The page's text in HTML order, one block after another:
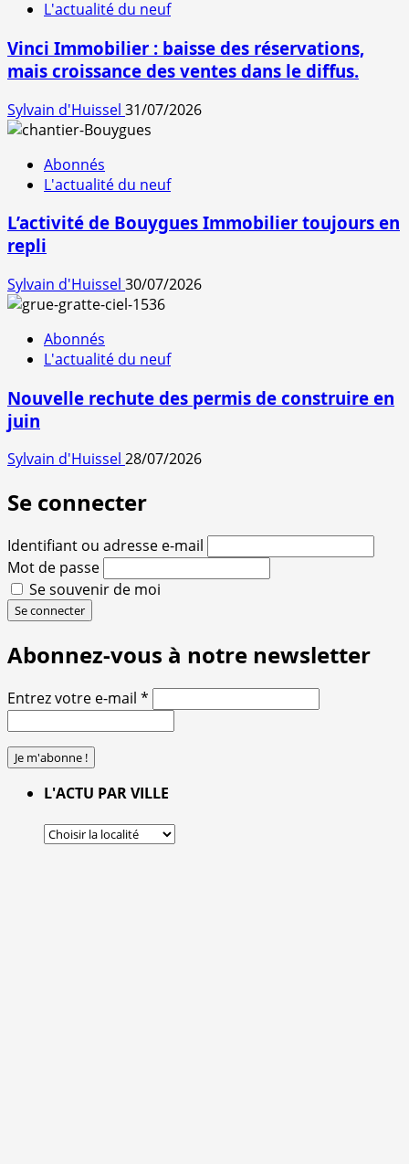
L'actualité du neuf
Vinci Immobilier : baisse des réservations,
mais croissance des ventes dans le diffus.
Sylvain d'Huissel 31/07/2026
Abonnés
L'actualité du neuf
L’activité de Bouygues Immobilier toujours en
repli
Sylvain d'Huissel 30/07/2026
Abonnés
L'actualité du neuf
Nouvelle rechute des permis de construire en
juin
Sylvain d'Huissel 28/07/2026
Se connecter
Identifiant ou adresse e-mail
Mot de passe
Se souvenir de moi
Se connecter
Abonnez-vous à notre newsletter
Entrez votre e-mail *
L'ACTU PAR VILLE